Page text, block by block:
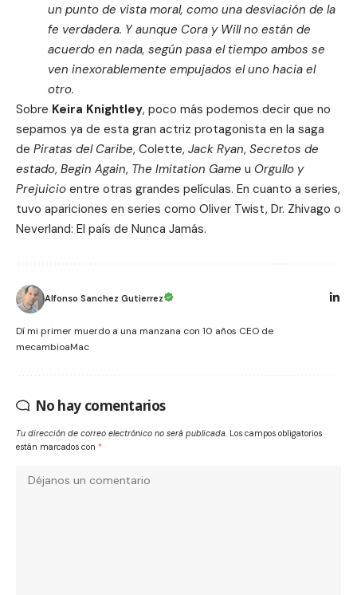
un punto de vista moral, como una desviación de la
fe verdadera. Y aunque Cora y Will no están de
acuerdo en nada, según pasa el tiempo ambos se
ven inexorablemente empujados el uno hacia el
otro.
Sobre Keira Knightley, poco más podemos decir que no
sepamos ya de esta gran actriz protagonista en la saga
de Piratas del Caribe, Colette, Jack Ryan, Secretos de
estado, Begin Again, The Imitation Game u Orgullo y
Prejuicio entre otras grandes películas. En cuanto a series,
tuvo apariciones en series como Oliver Twist, Dr. Zhivago o
Neverland: El país de Nunca Jamás.
Alfonso Sanchez Gutierrez
Dí mi primer muerdo a una manzana con 10 años CEO de
mecambioaMac
No hay comentarios
Tu dirección de correo electrónico no será publicada. Los campos obligatorios
están marcados con *